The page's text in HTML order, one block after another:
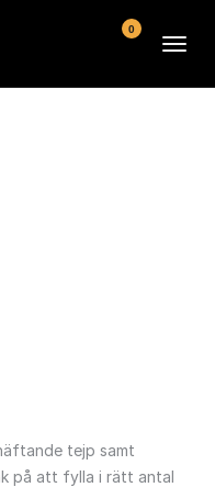
tejp samt
på att fylla i rätt antal
0